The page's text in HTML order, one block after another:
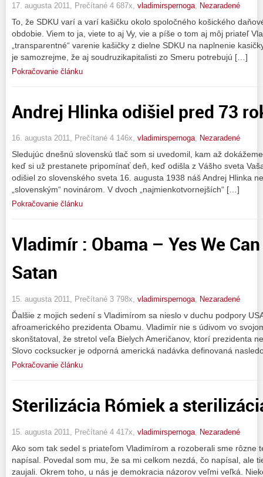
17. augusta 2011, Prečítané 4 687x, vladimirspernoga Nezaradené
To, že SDKU varí a varí kašičku okolo spoločného košického
obdobie. Viem to ja, viete to aj Vy, vie a píše o tom aj môj priateľ
„transparentné“ varenie kašičky z dielne SDKU na naplnenie
je samozrejme, že aj soudruzikapitalisti zo Smeru potrebujú […]
Pokračovanie článku
Andrej Hlinka odišiel pred 73
16. augusta 2011, Prečítané 4 146x, vladimirspernoga, Nezaradené
Sledujúc dnešnú slovenskú tlač som si uvedomil, kam až
keď si už prestanete pripomínať deň, keď odišla z Vášho sveta
odišiel zo slovenského sveta 16. augusta 1938 náš Andrej Hlinka
„slovenským“ novinárom. V dvoch „najmienkotvornejších“ […]
Pokračovanie článku
Vladimír : Obama – Yes We
Satan
15. augusta 2011, Prečítané 3 798x, vladimirspernoga Nezaradené
Ďalšie z mojich sedení s Vladimírom sa nieslo v duchu podpory
afroamerického prezidenta Obamu. Vladimír nie s údivom vo
skonštatoval, že stretol veľa Bielych Američanov, ktorí prezidenta
Slovo cocksucker je odporná americká nadávka definovaná
Pokračovanie článku
Sterilizácia Rómiek a
15. augusta 2011, Prečítané 4 417x, vladimirspernoga Nezaradené
Ako som tak sedel s priateľom Vladimírom a rozoberali sme rôzne
napísal. Povedal som mu, že sa mi celkom nezdá, čo napísal, ale
zaujali. Okrem toho, u nás je demokracia názorov veľmi veľká.